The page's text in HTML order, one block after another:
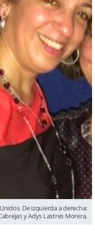
De izquierda a derecha:
y Adys Lastres Morera.